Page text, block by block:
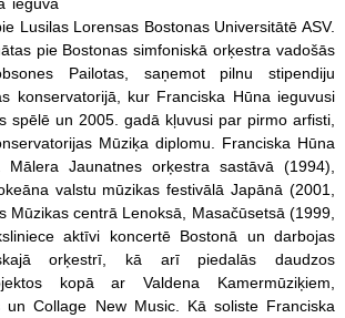
Lusilas Lorensas Bostonas Universitātē ASV.
pie Bostonas simfoniskā orķestra vadošās
Pailotas, saņemot pilnu stipendiju
konservatorijā, kur Franciska Hūna ieguvusi
spēlē un 2005. gadā kļuvusi par pirmo arfisti,
Mūziķa diplomu. Franciska Hūna
Mālera Jaunatnes orķestra sastāvā (1994),
valstu mūzikas festivālā Japānā (2001,
Mūzikas centrā Lenoksā, Masačūsetsā (1999,
aktīvi koncertē Bostonā un darbojas
orķestrī, kā arī piedalās daudzos
kopā ar Valdena Kamermūziķiem,
un Collage New Music. Kā soliste Franciska